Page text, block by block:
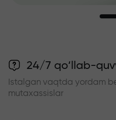
24/7 qo‘llab-
Istalgan vaqtda yordam
mutaxassislar